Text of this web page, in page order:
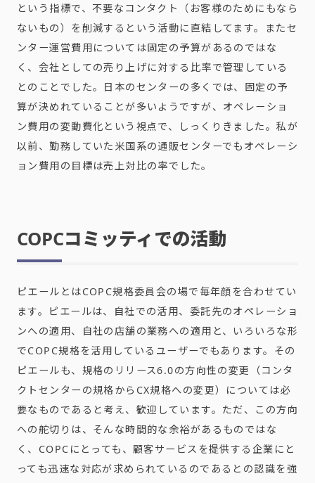
という指標で、不要なコンタクト（お客様のためにもなら
ないもの）を削減するという活動に直結してます。またセ
ンター運営費用については固定の予算があるのではな
く、会社としての売り上げに対する比率で管理している
とのことでした。日本のセンターの多くでは、固定の予
算が決めれていることが多いようですが、オペレーショ
ン費用の変動費化という視点で、しっくりきました。私が
以前、勤務していた米国系の通販センターでもオペレーシ
ョン費用の目標は売上対比の率でした。
COPCコミッティでの活動
ピエールとはCOPC規格委員会の場で毎年顔を合わせてい
ます。ピエールは、自社での活用、委託先のオペレーショ
ンへの適用、自社の店舗の業務への適用と、いろいろな形
でCOPC規格を活用しているユーザーでもあります。その
ピエールも、規格のリリース6.0の方向性の変更（コンタ
クトセンターの規格から CX規格への変更）については必
要なものであると考え、歓迎しています。ただ、この方向
への舵切りは、そんな時間的な余裕があるものではな
く、 COPC にとっても、顧客サービスを提供する企業にと
っても迅速な対応が求められているのであるとの認識を強